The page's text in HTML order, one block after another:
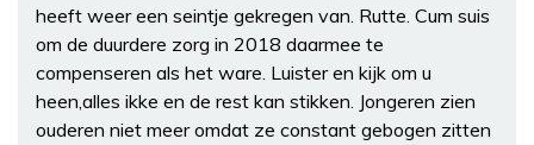
heeft weer een seintje gekregen van. Rutte. Cum suis
om de duurdere zorg in 2018 daarmee te
compenseren als het ware. Luister en kijk om u
heen,alles ikke en de rest kan stikken. Jongeren zien
ouderen niet meer omdat ze constant gebogen zitten